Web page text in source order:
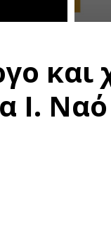
και
Ι.